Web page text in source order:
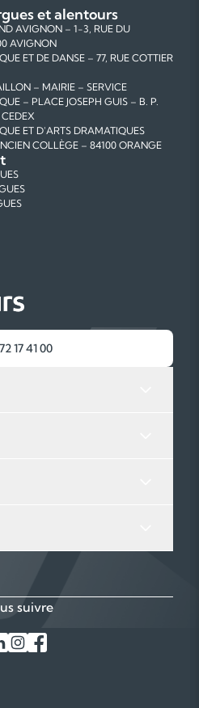
et alentours
AVIGNON – 1-3, RUE DU
AVIGNON
ET DE DANSE – 77, RUE COTTIER
– MAIRIE – SERVICE
– PLACE JOSEPH GUIS – B. P.
ET D'ARTS DRAMATIQUES
COLLÈGE – 84100 ORANGE
17 41 00
suivre